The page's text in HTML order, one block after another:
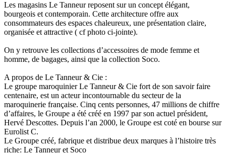
Les magasins Le Tanneur reposent sur un concept élégant,
bourgeois et contemporain. Cette architecture offre aux
consommateurs des espaces chaleureux, une présentation claire,
organisée et attractive ( cf photo ci-jointe).
On y retrouve les collections d’accessoires de mode femme et
homme, de bagages, ainsi que la collection Soco.
A propos de Le Tanneur & Cie :
Le groupe maroquinier Le Tanneur & Cie fort de son savoir faire
centenaire, est un acteur incontournable du secteur de la
maroquinerie française. Cinq cents personnes, 47 millions de chiffre
d’affaires, le Groupe a été créé en 1997 par son actuel président,
Hervé Descottes. Depuis l’an 2000, le Groupe est coté en bourse sur
Eurolist C.
Le Groupe créé, fabrique et distribue deux marques à l’histoire très
riche: Le Tanneur et Soco